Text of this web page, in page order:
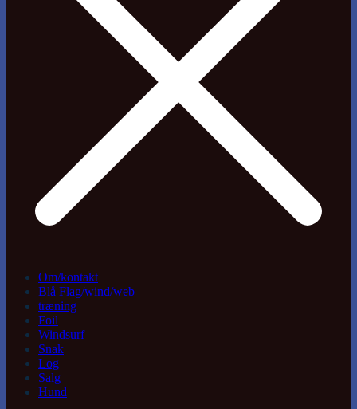
Om/kontakt
Blå Flag/wind/web
træning
Foil
Windsurf
Snak
Log
Salg
Hund